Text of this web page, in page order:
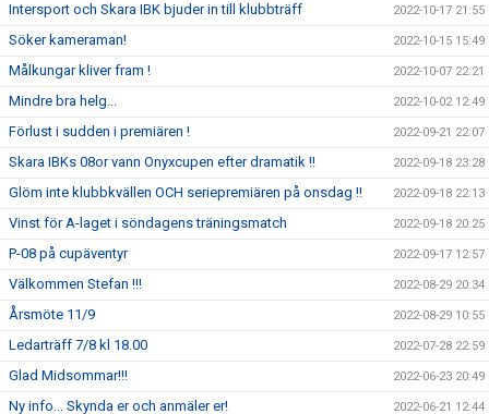
Intersport och Skara IBK bjuder in till klubbträff 2022-10-17 21:55
Söker kameraman! 2022-10-15 15:49
Målkungar kliver fram ! 2022-10-07 22:21
Mindre bra helg... 2022-10-02 12:49
Förlust i sudden i premiären ! 2022-09-21 22:07
Skara IBKs 08or vann Onyxcupen efter dramatik !! 2022-09-18 23:28
Glöm inte klubbkvällen OCH seriepremiären på onsdag !! 2022-09-18 22:13
Vinst för A-laget i söndagens träningsmatch 2022-09-18 20:25
P-08 på cupäventyr 2022-09-17 12:57
Välkommen Stefan !!! 2022-08-29 20:34
Årsmöte 11/9 2022-08-29 10:55
Ledarträff 7/8 kl 18.00 2022-07-28 22:59
Glad Midsommar!!! 2022-06-23 20:49
Ny info... Skynda er och anmäler er! 2022-06-21 12:44